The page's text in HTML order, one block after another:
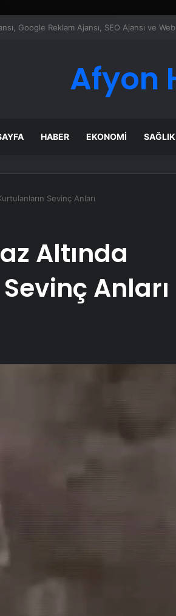
Akıllı Dijital Taşımacılık Yazılımı
Afyon
HABER EKONOMI SAĞLIK
Sevinç Anları
Altında
Anları